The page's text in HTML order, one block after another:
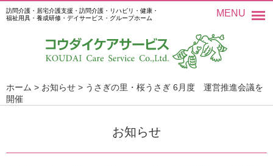
訪問介護・居宅介護支援・訪問介護・リハビリ・健康・
福祉用具・養成研修・デイサービス・グループホーム
MENU
ホーム > お知らせ > うさぎの里・桜うさぎ 6月度 運営推進会議を
開催
お知らせ